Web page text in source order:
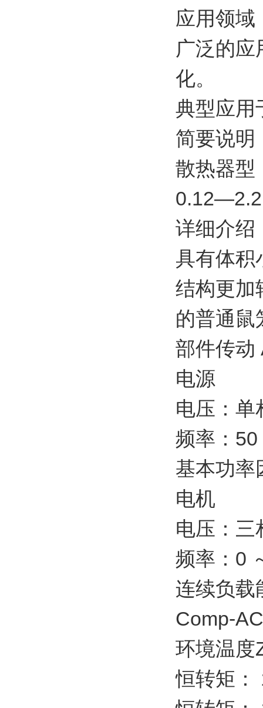
应用领域
广泛的
化。
典型应用
简要说明
散热器型
详细介绍
具有体积
结构更加
的普通
部件传
电源
电压：单
频率：
基本功率
电机
电压：三
频率：0
连续负载
Comp-
环境温
恒转矩：